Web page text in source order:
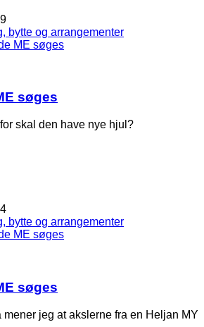
bytte og arrangementer
ME søges
søges
skal den have nye hjul?
bytte og arrangementer
ME søges
søges
mener jeg at akslerne fra en Heljan MY